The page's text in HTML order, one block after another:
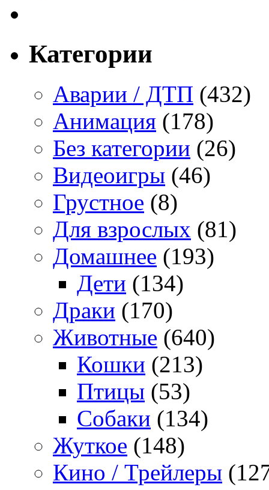
Категории
Аварии / ДТП (432)
Анимация (178)
Без категории (26)
Видеоигры (46)
Грустное (8)
Для взрослых (81)
Домашнее (193)
Дети (134)
Драки (170)
Животные (640)
Кошки (213)
Птицы (53)
Собаки (134)
Жуткое (148)
Кино / Трейлеры